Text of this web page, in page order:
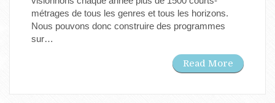
métrages de tous les genres et tous les horizons.
Nous pouvons donc construire des programmes
sur…
Read More